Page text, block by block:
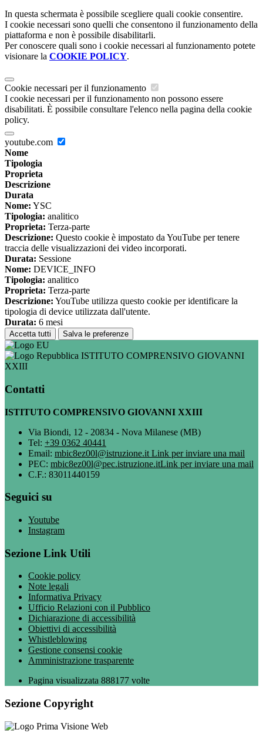
In questa schermata è possibile scegliere quali cookie consentire.
I cookie necessari sono quelli che consentono il funzionamento della
piattaforma e non è possibile disabilitarli.
Per conoscere quali sono i cookie necessari al funzionamento potete
visionare la COOKIE POLICY.
Cookie necessari per il funzionamento
I cookie necessari per il funzionamento non possono essere
disabilitati. È possibile consultare l'elenco nella pagina della cookie
policy.
youtube.com
Nome
Tipologia
Proprieta
Descrizione
Durata
Nome: YSC
Tipologia: analitico
Proprieta: Terza-parte
Descrizione: Questo cookie è impostato da YouTube per tenere
traccia delle visualizzazioni dei video incorporati.
Durata: Sessione
Nome: DEVICE_INFO
Tipologia: analitico
Proprieta: Terza-parte
Descrizione: YouTube utilizza questo cookie per identificare la
tipologia di device utilizzata dall'utente.
Durata: 6 mesi
Accetta tutti Salva le preferenze
ISTITUTO COMPRENSIVO GIOVANNI
XXIII
Contatti
ISTITUTO COMPRENSIVO GIOVANNI XXIII
Via Biondi, 12 - 20834 - Nova Milanese (MB)
Tel: +39 0362 40441
Email: mbic8ez00l@istruzione.it Link per inviare una mail
PEC: mbic8ez00l@pec.istruzione.itLink per inviare una mail
C.F.: 83011440159
Seguici su
Youtube
Instagram
Sezione Link Utili
Cookie policy
Note legali
Informativa Privacy
Ufficio Relazioni con il Pubblico
Dichiarazione di accessibilità
Obiettivi di accessibilità
Whistleblowing
Gestione consensi cookie
Amministrazione trasparente
Pagina visualizzata 888177 volte
Sezione Copyright